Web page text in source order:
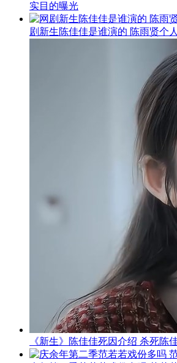
实目的曝光
剧新生陈佳佳是谁演的 陈雨贤个
《新生》陈佳佳死因介绍 杀死陈